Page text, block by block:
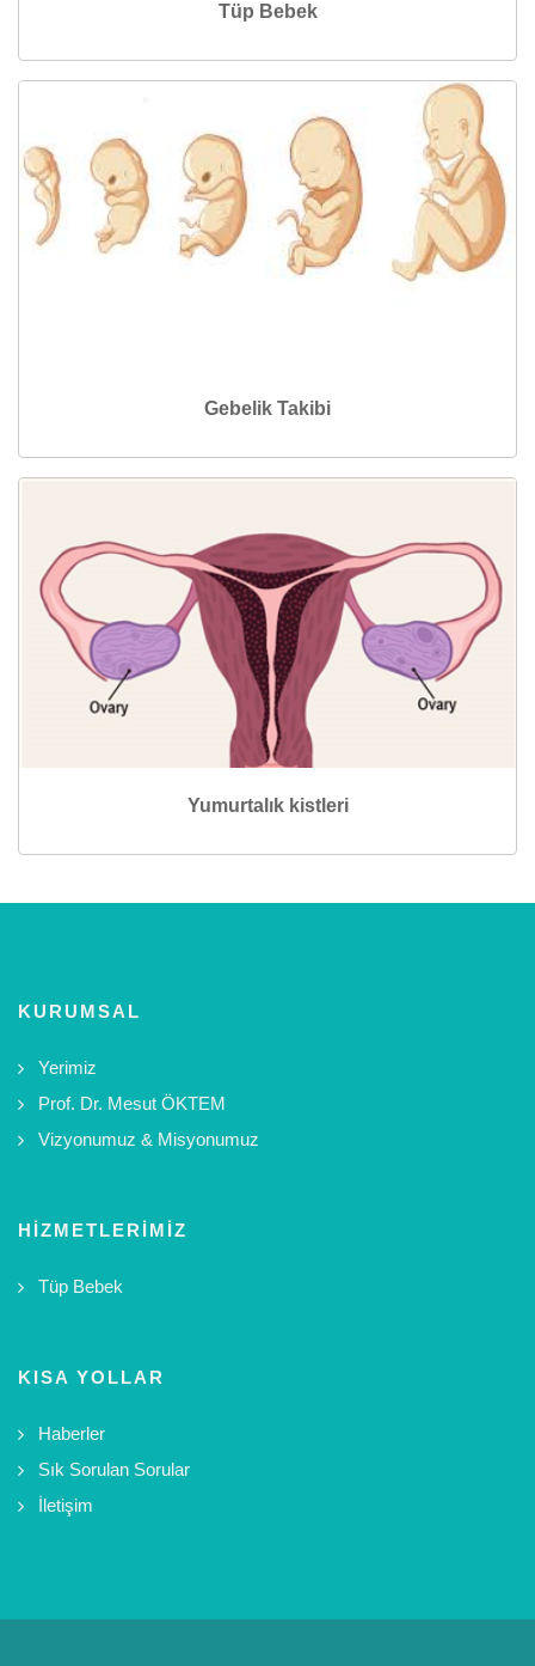
Tüp Bebek
Gebelik Takibi
Yumurtalık kistleri
KURUMSAL
Yerimiz
Prof. Dr. Mesut ÖKTEM
Vizyonumuz & Misyonumuz
HIZMETLERIMIZ
Tüp Bebek
KISA YOLLAR
Haberler
Sık Sorulan Sorular
İletişim